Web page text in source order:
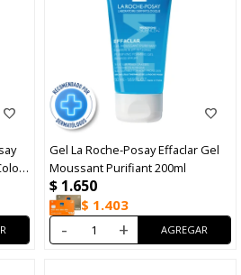
Gel La Roche-Posay Effaclar Gel
Moussant Purifiant 200ml
$ 1.650
$ 1.403
- +